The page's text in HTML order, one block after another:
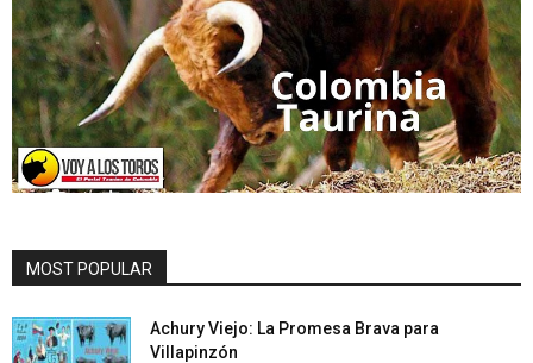
MOST POPULAR
Achury Viejo: La Promesa Brava para
Villapinzón